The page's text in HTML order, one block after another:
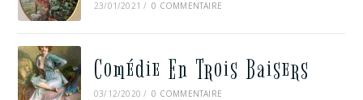
23/01/2021 / 0 COMMENTAIRE
Comédie En Trois Baisers
03/12/2020 / 0 COMMENTAIRE